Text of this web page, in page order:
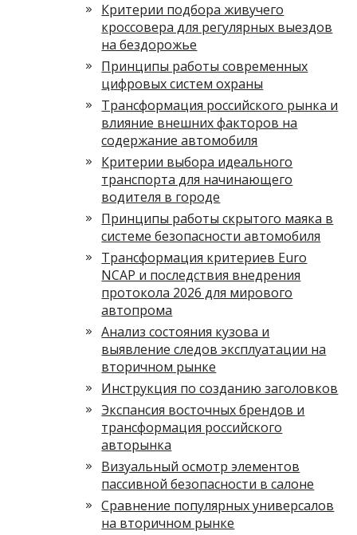
Критерии подбора живучего
кроссовера для регулярных выездов
на бездорожье
Принципы работы современных
цифровых систем охраны
Трансформация российского рынка и
влияние внешних факторов на
содержание автомобиля
Критерии выбора идеального
транспорта для начинающего
водителя в городе
Принципы работы скрытого маяка в
системе безопасности автомобиля
Трансформация критериев Euro
NCAP и последствия внедрения
протокола 2026 для мирового
автопрома
Анализ состояния кузова и
выявление следов эксплуатации на
вторичном рынке
Инструкция по созданию заголовков
Экспансия восточных брендов и
трансформация российского
авторынка
Визуальный осмотр элементов
пассивной безопасности в салоне
Сравнение популярных универсалов
на вторичном рынке